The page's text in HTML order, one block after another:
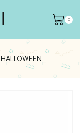
0
HALLOWEEN